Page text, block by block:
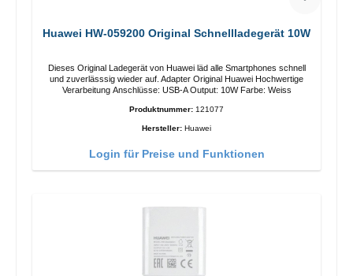
Huawei HW-059200 Original Schnellladegerät 10W
Dieses Original Ladegerät von Huawei läd alle Smartphones schnell
und zuverlässsig wieder auf. Adapter Original Huawei Hochwertige
Verarbeitung Anschlüsse: USB-A Output: 10W Farbe: Weiss
Produktnummer: 121077
Hersteller: Huawei
Login für Preise und Funktionen